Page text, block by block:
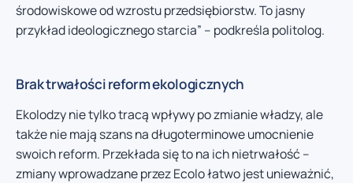
środowiskowe od wzrostu przedsiębiorstw. To jasny
przykład ideologicznego starcia” – podkreśla politolog.
Brak trwałości reform ekologicznych
Ekolodzy nie tylko tracą wpływy po zmianie władzy, ale
także nie mają szans na długoterminowe umocnienie
swoich reform. Przekłada się to na ich nietrwałość –
zmiany wprowadzane przez Ecolo łatwo jest unieważnić,